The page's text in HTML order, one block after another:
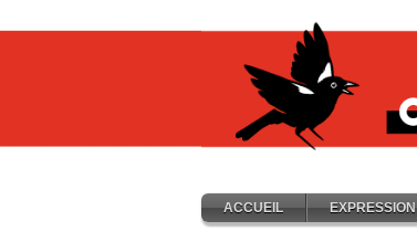
ACCUEIL EXPRESSION